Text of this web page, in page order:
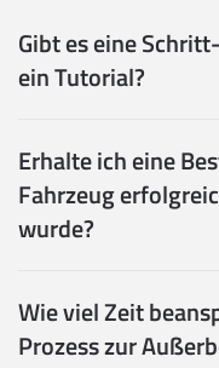
Gibt es eine
ein Tutorial?
Erhalte ich eine
Fahrzeug
wurde?
Wie viel Zeit
Prozess zur